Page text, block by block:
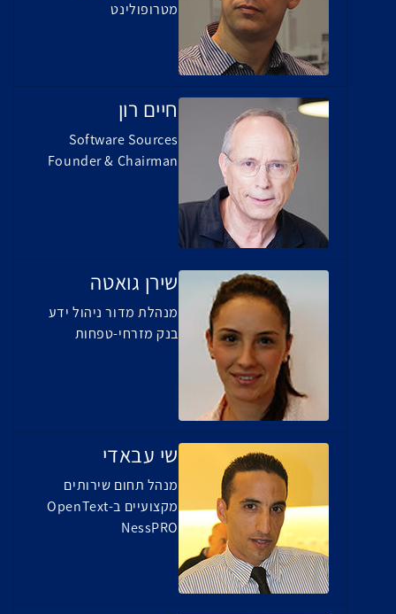
מטרופולינט
חיים רון
Software Sources
Founder & Chairman
שירן גואטה
מנהלת מדור ניהול ידע
בנק מזרחי-טפחות
שי עבאדי
מנהל תחום שירותים
מקצועיים ב-OpenText
NessPRO